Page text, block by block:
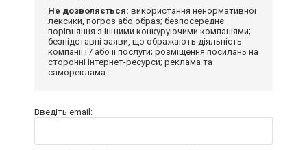
Не дозволяється: використання ненормативної
лексики, погроз або образ; безпосереднє
порівняння з іншими конкуруючими компаніями;
безпідставні заяви, що ображають діяльність
компанії і / або її послуги; розміщення посилань на
сторонні інтернет-ресурси; реклама та
самореклама.
Введіть email: